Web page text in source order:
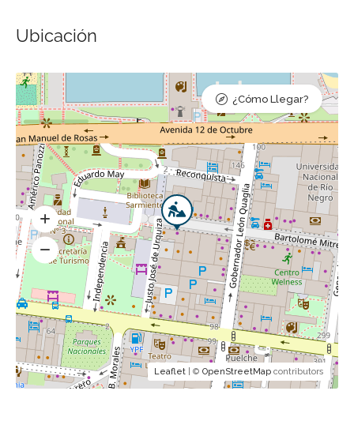
Ubicación
Leaflet | © OpenStreetMap contributors
¿Cómo Llegar?